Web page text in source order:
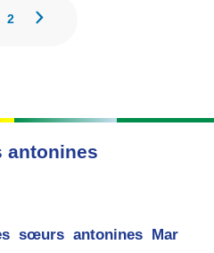
2
antonines
sœurs antonines Mar